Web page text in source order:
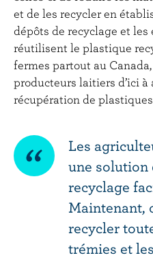
et de les recycler en
dépôts de recyclage et
réutilisent le plastique
fermes partout au
producteurs laitiers d’ici
récupération de
QUOTE
Les
une solution
recyclage
Maintenant,
recycler
trémies et